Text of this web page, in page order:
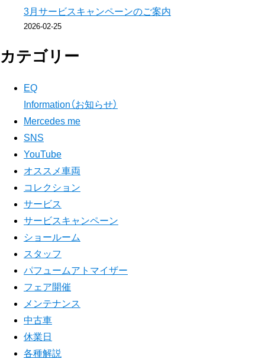
3月サービスキャンペーンのご案内
2026-02-25
カテゴリー
EQ
Information（お知らせ）
Mercedes me
SNS
YouTube
オススメ車両
コレクション
サービス
サービスキャンペーン
ショールーム
スタッフ
パフュームアトマイザー
フェア開催
メンテナンス
中古車
休業日
各種解説